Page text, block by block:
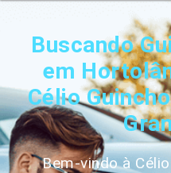
Buscando
em
Célio
Bem-vindo à Célio